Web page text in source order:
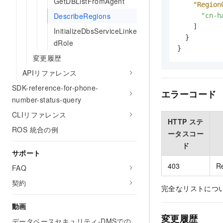
DescribeRegions
InitializeDbsServiceLinke
dRole
変更履歴
APIリファレンス
SDK-reference-for-phone-
number-status-query
CLIリファレンス
ROS 統合の例
サポート
FAQ
契約
動画
データベースセキュリティ-DMSでの
"cn-
]
}
}
エラーコード
HTTP ステ
ータスコー
ド
403
完全なリストにつ
変更履歴